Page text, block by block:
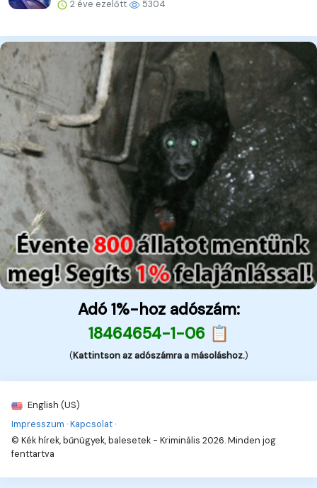
2 éve ezelőtt 5304
Adó 1%-hoz adószám:
18464654-1-06 📋
(Kattintson az adószámra a másoláshoz.)
English (US)
Impresszum ·Kapcsolat ·
© Kék hírek, bűnügyek, balesetek - Kriminális 2026. Minden jog
fenttartva